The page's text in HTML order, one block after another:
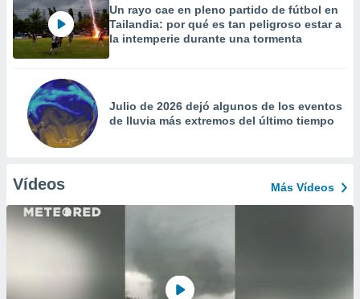
Un rayo cae en pleno partido de fútbol en
Tailandia: por qué es tan peligroso estar a
la intemperie durante una tormenta
Julio de 2026 dejó algunos de los eventos
de lluvia más extremos del último tiempo
Vídeos Más Vídeos